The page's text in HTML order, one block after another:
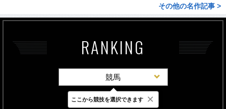
その他の名作記事 >
RANKING
競馬
最新 24時間 週間
ここから競技を選択できます ×